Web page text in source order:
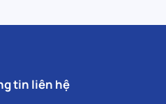
tin liên hệ